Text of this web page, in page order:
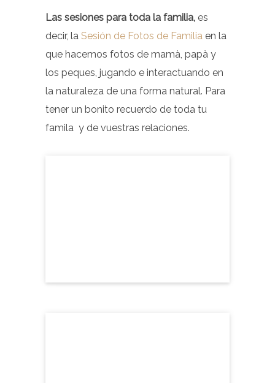
Las sesiones para toda la familia, es
decir, la Sesión de Fotos de Familia en la
que hacemos fotos de mamà, papà y
los peques, jugando e interactuando en
la naturaleza de una forma natural. Para
tener un bonito recuerdo de toda tu
famila y de vuestras relaciones.